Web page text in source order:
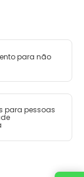
para não
para pessoas